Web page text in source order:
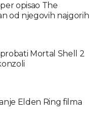
opisao The
od njegovih najgorih
Mortal Shell 2
Elden Ring filma